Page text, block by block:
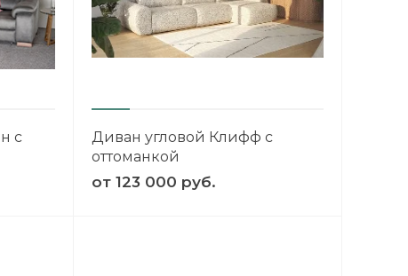
с
Диван угловой Клифф с
оттоманкой
от 123 000 руб.